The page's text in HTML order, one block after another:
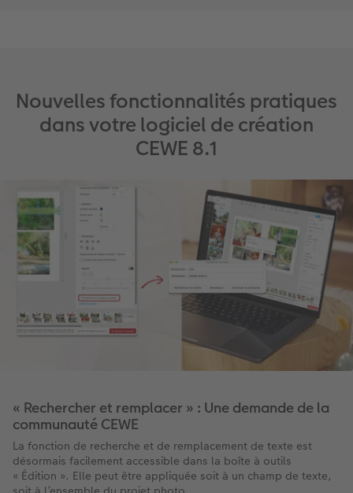
Nouvelles fonctionnalités pratiques
dans votre logiciel de création
CEWE 8.1
« Rechercher et remplacer » : Une demande de la
communauté CEWE
La fonction de recherche et de remplacement de texte est
désormais facilement accessible dans la boîte à outils
« Édition ». Elle peut être appliquée soit à un champ de texte,